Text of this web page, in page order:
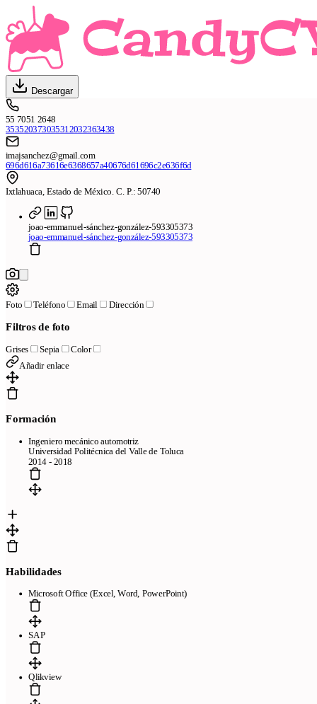
Descargar
55 7051 2648
353520373035312032363438
imajsanchez@gmail.com
696d616a73616e6368657a40676d61696c2e636f6d
Ixtlahuaca, Estado de México. C. P.: 50740
joao-emmanuel-sánchez-gonzález-593305373
joao-emmanuel-sánchez-gonzález-593305373
Foto Teléfono Email Dirección
Filtros de foto
Grises Sepia Color
Añadir enlace
Formación
Ingeniero mecánico automotriz
Universidad Politécnica del Valle de Toluca
2014 - 2018
Habilidades
Microsoft Office (Excel, Word, PowerPoint)
SAP
Qlikview